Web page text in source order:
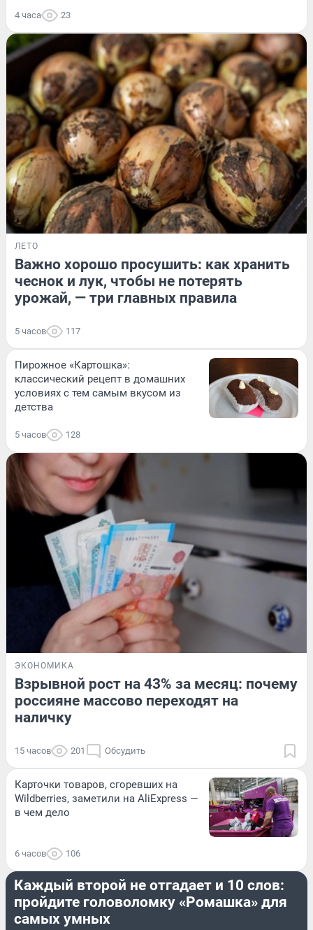
4 часа 23
ЛЕТО
Важно хорошо просушить: как хранить
чеснок и лук, чтобы не потерять
урожай, — три главных правила
5 часов 117
Пирожное «Картошка»:
классический рецепт в домашних
условиях с тем самым вкусом из
детства
5 часов 128
ЭКОНОМИКА
Взрывной рост на 43% за месяц: почему
россияне массово переходят на
наличку
15 часов 201 Обсудить
Карточки товаров, сгоревших на
Wildberries, заметили на AliExpress —
в чем дело
6 часов 106
РАЗВЛЕЧЕНИЯ
Каждый второй не отгадает и 10 слов:
пройдите головоломку «Ромашка» для
самых умных